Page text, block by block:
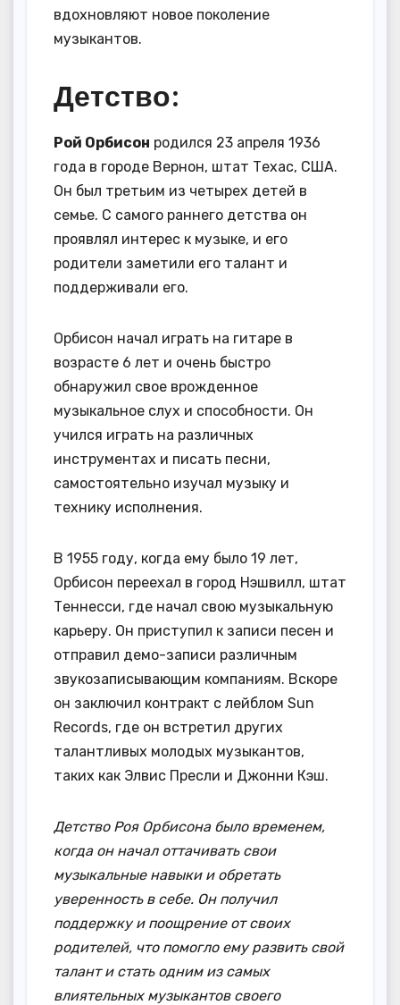
вдохновляют новое поколение
музыкантов.
Детство:
Рой Орбисон родился 23 апреля 1936
года в городе Вернон, штат Техас, США.
Он был третьим из четырех детей в
семье. С самого раннего детства он
проявлял интерес к музыке, и его
родители заметили его талант и
поддерживали его.
Орбисон начал играть на гитаре в
возрасте 6 лет и очень быстро
обнаружил свое врожденное
музыкальное слух и способности. Он
учился играть на различных
инструментах и писать песни,
самостоятельно изучал музыку и
технику исполнения.
В 1955 году, когда ему было 19 лет,
Орбисон переехал в город Нэшвилл, штат
Теннесси, где начал свою музыкальную
карьеру. Он приступил к записи песен и
отправил демо-записи различным
звукозаписывающим компаниям. Вскоре
он заключил контракт с лейблом Sun
Records, где он встретил других
талантливых молодых музыкантов,
таких как Элвис Пресли и Джонни Кэш.
Детство Роя Орбисона было временем,
когда он начал оттачивать свои
музыкальные навыки и обретать
уверенность в себе. Он получил
поддержку и поощрение от своих
родителей, что помогло ему развить свой
талант и стать одним из самых
влиятельных музыкантов своего